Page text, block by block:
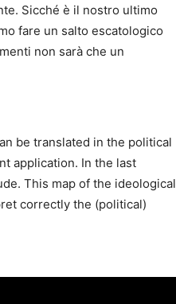
Sicché è il nostro ultimo
fare un salto escatologico
non sarà che un
be translated in the political
application. In the last
This map of the ideological
correctly the (political)